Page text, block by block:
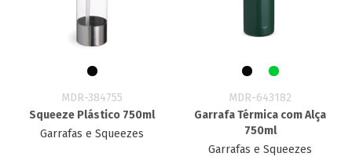
MDR-384755
Squeeze Plástico 750ml
Garrafas e Squeezes
MDR-643182
Garrafa Térmica com Alça
750ml
Garrafas e Squeezes